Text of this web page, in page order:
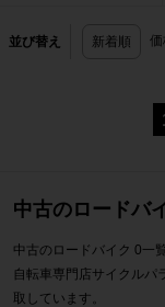
並び替え 新着順 価
中古のロードバ
中古のロードバイク 0一
自転車専門店サイクルパ
取しています。